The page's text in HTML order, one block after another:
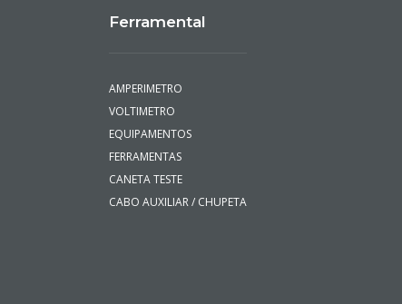
Ferramental
AMPERIMETRO
VOLTIMETRO
EQUIPAMENTOS
FERRAMENTAS
CANETA TESTE
CABO AUXILIAR / CHUPETA